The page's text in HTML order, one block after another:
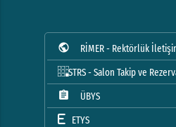
public
RİMER - Rektörlük
STRS - Salon Takip ve
assignment
ÜBYS
ETYS